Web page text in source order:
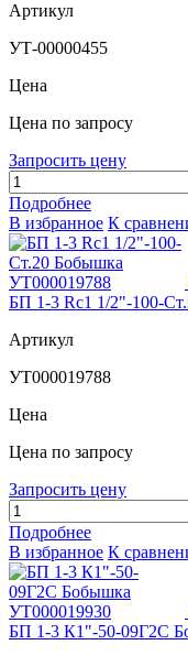
Артикул
УТ-00000455
Цена
Цена по запросу
Запросить цену
Подробнее
В избранное К
БП 1-3 Rc1 1/2"-100-
Артикул
УТ000019788
Цена
Цена по запросу
Запросить цену
Подробнее
В избранное К
БП 1-3 К1"-50-09Г2С